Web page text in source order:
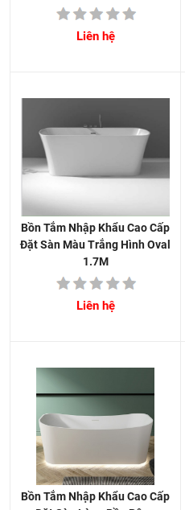
Liên hệ
Bồn Tắm Nhập Khẩu Cao Cấp
Đặt Sàn Màu Trắng Hình Oval
1.7M
Liên hệ
Bồn Tắm Nhập Khẩu Cao Cấp